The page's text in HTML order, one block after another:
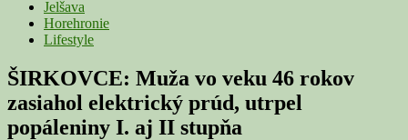
Jelšava
Horehronie
Lifestyle
ŠIRKOVCE: Muža vo veku 46 rokov
zasiahol elektrický prúd, utrpel
popáleniny I. aj II stupňa